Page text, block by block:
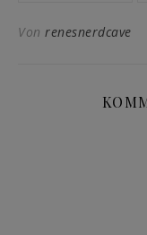
Von renesnerdcave